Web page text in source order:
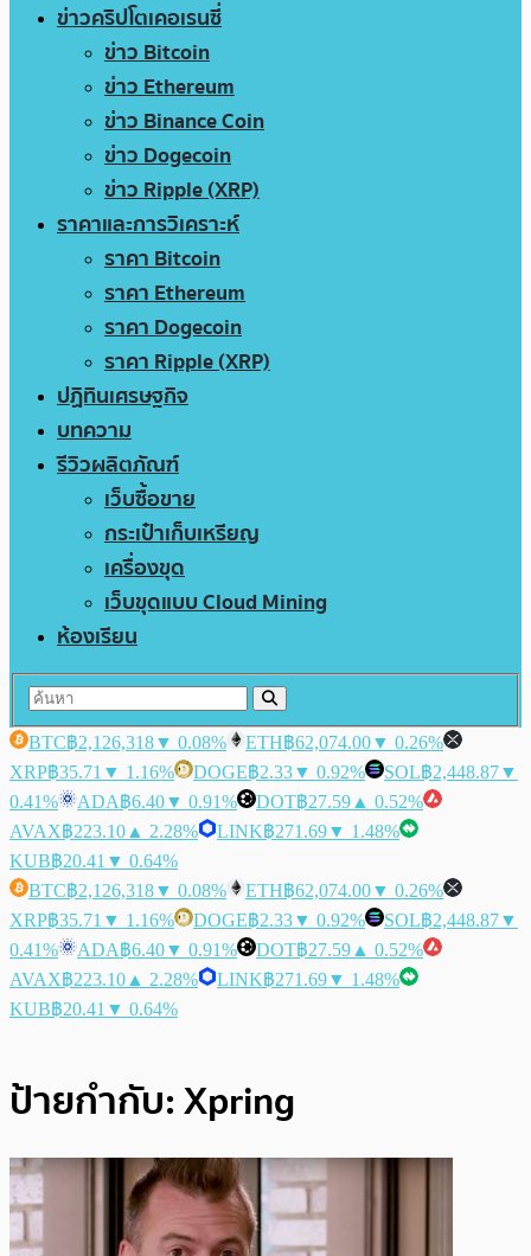
ข่าวคริปโตเคอเรนซี่
ข่าว Bitcoin
ข่าว Ethereum
ข่าว Binance Coin
ข่าว Dogecoin
ข่าว Ripple (XRP)
ราคาและการวิเคราะห์
ราคา Bitcoin
ราคา Ethereum
ราคา Dogecoin
ราคา Ripple (XRP)
ปฏิทินเศรษฐกิจ
บทความ
รีวิวผลิตภัณฑ์
เว็บซื้อขาย
กระเป๋าเก็บเหรียญ
เครื่องขุด
เว็บขุดแบบ Cloud Mining
ห้องเรียน
BTC฿2,126,318▼ 0.08% ETH฿62,074.00▼ 0.26%
XRP฿35.71 ▼ 1.16% DOGE฿2.33▼ 0.92% SOL฿2,448.87▼
0.41%
ADA฿6.40▼ 0.91% DOT฿27.59 ▲ 0.52%
AVAX฿223.10 ▲ 2.28% LINK฿271.69▼ 1.48%
KUB฿20.41 ▼ 0.64%
BTC฿2,126,318▼ 0.08% ETH฿62,074.00▼ 0.26%
XRP฿35.71 ▼ 1.16% DOGE฿2.33▼ 0.92% SOL฿2,448.87▼
0.41%
ADA฿6.40▼ 0.91% DOT฿27.59 ▲ 0.52%
AVAX฿223.10 ▲ 2.28% LINK฿271.69▼ 1.48%
KUB฿20.41 ▼ 0.64%
ป้ายกำกับ:Xpring